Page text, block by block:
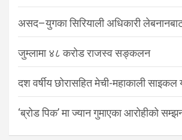
असद–युगका सिरियाली अधिकारी
जुम्लामा ४८ करोड राजस्व सङ्कलन
दश वर्षीय छोरासहित मेची-महाकाली साइकल
‘ब्रोड पिक’ मा ज्यान गुमाएका आरोहीको